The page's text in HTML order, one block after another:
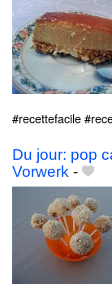
#recettefacile
Du jour: pop
Vorwerk -